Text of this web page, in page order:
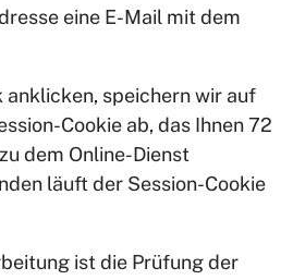
eine E-Mail mit dem
anklicken, speichern wir auf
Cookie ab, das Ihnen 72
dem Online-Dienst
läuft der Session-Cookie
ist die Prüfung der